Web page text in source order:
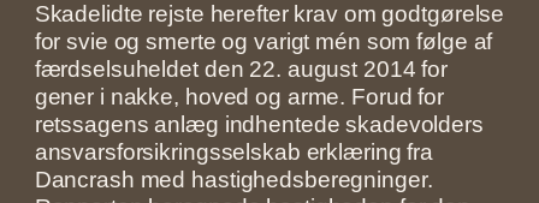
Skadelidte rejste herefter krav om godtgørelse
for svie og smerte og varigt mén som følge af
færdselsuheldet den 22. august 2014 for
gener i nakke, hoved og arme. Forud for
retssagens anlæg indhentede skadevolders
ansvarsforsikringsselskab erklæring fra
Dancrash med hastighedsberegninger.